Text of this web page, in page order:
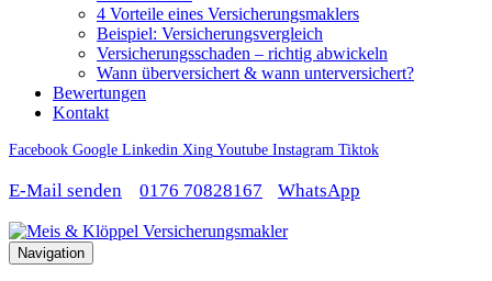
4 Vorteile eines Versicherungsmaklers
Beispiel: Versicherungsvergleich
Versicherungsschaden – richtig abwickeln
Wann überversichert & wann unterversichert?
Bewertungen
Kontakt
Facebook Google Linkedin XingYoutube Instagram Tiktok
E-Mail senden 0176 70828167 WhatsApp
Navigation